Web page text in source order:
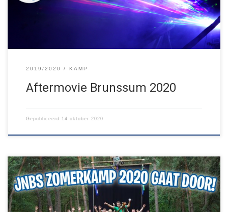
meer zomerkamp? […]
2019/2020 KAMP
Aftermovie Brunssum 2020
Gepubliceerd 14 oktober 2020
Deze week heeft de minister van Volksgezondheid groen licht
gegeven voor zomerkampen in Nederland. Dat betekent dat ons